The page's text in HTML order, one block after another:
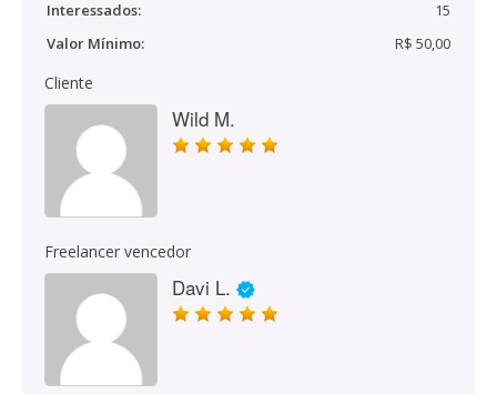
Interessados:
15
Valor Mínimo:
R$ 50,00
Cliente
Wild M.
Freelancer vencedor
Davi L.